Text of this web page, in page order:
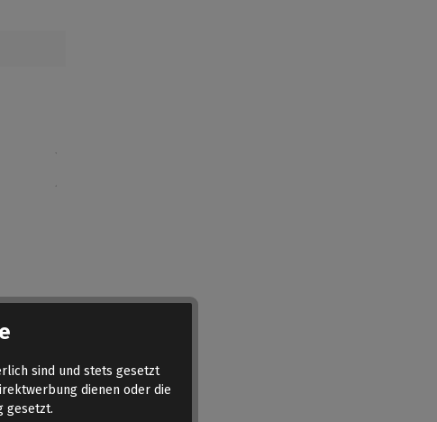
sind und stets gesetzt
dienen oder die
gesetzt.